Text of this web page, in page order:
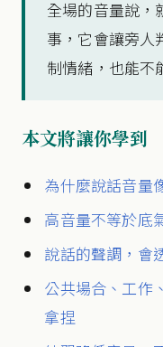
全場的音量說，
事，它會讓旁人
制情緒，也能不
本文將讓你學到
為什麼說話音量
高音量不等於底
說話的聲調，會
公共場合、工作
拿捏